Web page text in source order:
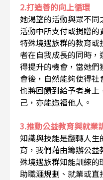
2.打造善的向上循環
她渴望的活動與眾不
活動中所支付或捐贈
特殊境遇族群的教育
者在自我成長的同時
得提升的機會，當她
會後，自然能夠使得
也將回饋到給予者身上
己，亦能造福他人。
3.推動公益教育與就業
知識與技能是翻轉人
育，我們藉由籌辦公
殊境遇族群知能訓練
助職涯規劃、就業或直